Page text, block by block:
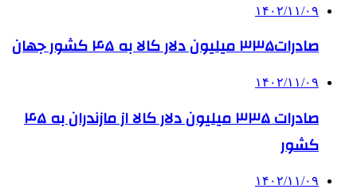
۱۴۰۲/۱۱/۰۹
صادرات۳۳۵ میلیون دلار کالا به ۴۵ کشور جهان
۱۴۰۲/۱۱/۰۹
صادرات ۳۳۵ میلیون دلار کالا از مازندران به ۴۵
کشور
۱۴۰۲/۱۱/۰۹